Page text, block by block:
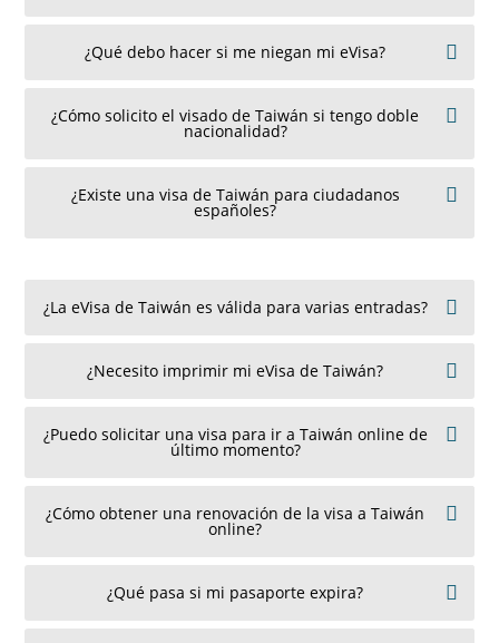
¿Qué debo hacer si me niegan mi eVisa?
¿Cómo solicito el visado de Taiwán si tengo doble
nacionalidad?
¿Existe una visa de Taiwán para ciudadanos
españoles?
¿La eVisa de Taiwán es válida para varias entradas?
¿Necesito imprimir mi eVisa de Taiwán?
¿Puedo solicitar una visa para ir a Taiwán online de
último momento?
¿Cómo obtener una renovación de la visa a Taiwán
online?
¿Qué pasa si mi pasaporte expira?